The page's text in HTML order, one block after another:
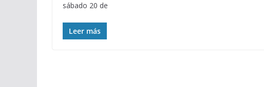
sábado 20 de
Leer más